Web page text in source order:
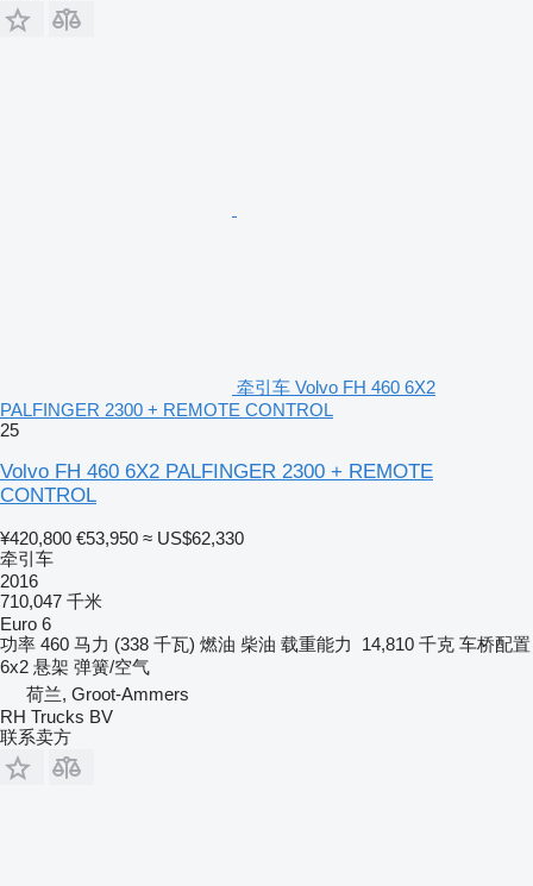
牵引车 Volvo FH 460 6X2
PALFINGER 2300 + REMOTE CONTROL
25
Volvo FH 460 6X2 PALFINGER 2300 + REMOTE
CONTROL
¥420,800 €53,950 ≈ US$62,330
牵引车
2016
710,047 千米
Euro 6
功率 460 马力 (338 千瓦) 燃油 柴油 载重能力 14,810 千克 车桥配置
6x2 悬架 弹簧/空气
荷兰, Groot-Ammers
RH Trucks BV
联系卖方